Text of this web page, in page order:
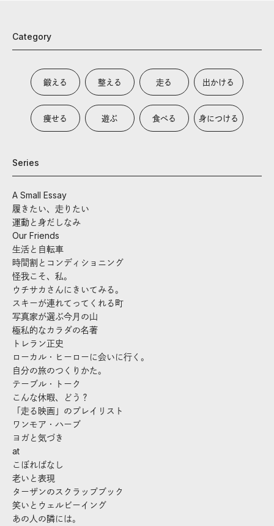
Category
鍛える 整える 走る 出かける
痩せる 遊ぶ 食べる 身につける
Series
A Small Essay
履きたい、走りたい
運動と身だしなみ
Our Friends
生活と自転車
時間割とコンディショニング
怪我こそ、私。
ウチサカさんにきいてみる。
スキーが連れてってくれる町
写真家が選ぶ今月の山
極私的なカラダの名著
トレラン正史
ローカル・ヒーローに会いに行く。
自分の旅のつくりかた。
テーブル・トーク
こんな休暇、どう？
「走る映画」のプレイリスト
ワンモア・ハーブ
ヨガと気づき
at
こぼればなし
老いと表現
ターザンのスクラップブック
笑いとウェルビーイング
あの人の隣には。